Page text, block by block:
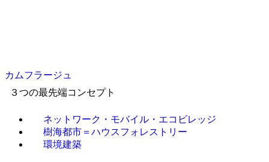
カムフラージュ
３つの最先端コンセプト
ネットワーク・モバイル・エコビレッジ
樹海都市＝ハウスフォレストリー
環境建築